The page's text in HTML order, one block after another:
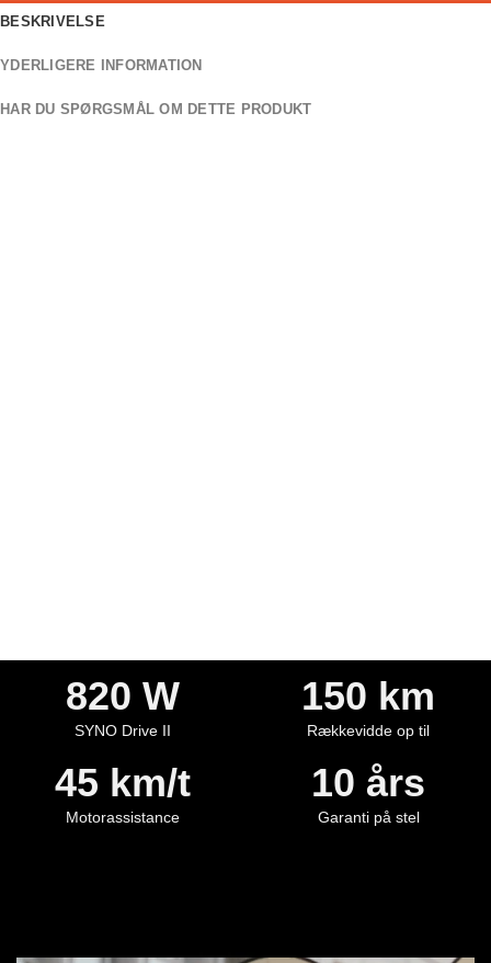
BESKRIVELSE
YDERLIGERE INFORMATION
HAR DU SPØRGSMÅL OM DETTE PRODUKT
820 W
SYNO Drive II
150 km
Rækkevidde op til
45 km/t
Motorassistance
10 års
Garanti på stel